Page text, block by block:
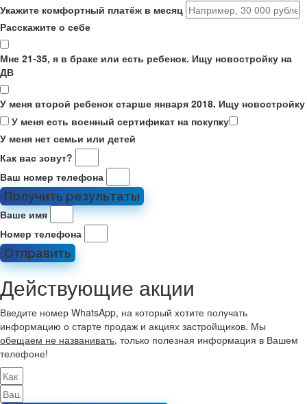
Укажите комфортный платёж в месяц
Расскажите о себе
Мне 21-35, я в браке или есть ребенок. Ищу новостройку на
ДВ
У меня второй ребенок старше января 2018. Ищу новостройку
У меня есть военный сертификат на покупку
У меня нет семьи или детей
Как вас зовут?
Ваш номер телефона
Получить результаты
Ваше имя
Номер телефона
Отправить
Действующие акции
Введите номер WhatsApp, на который хотите получать
информацию о старте продаж и акциях застройщиков. Мы
обещаем не названивать, только полезная информация в Вашем
телефоне!